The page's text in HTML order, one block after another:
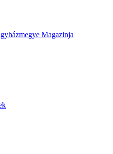
Magazinja